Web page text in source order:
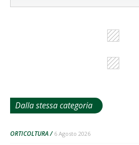
Dalla stessa categoria
ORTICOLTURA 6 Agosto 2026